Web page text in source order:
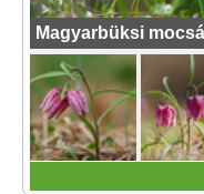
Magyarbüksi